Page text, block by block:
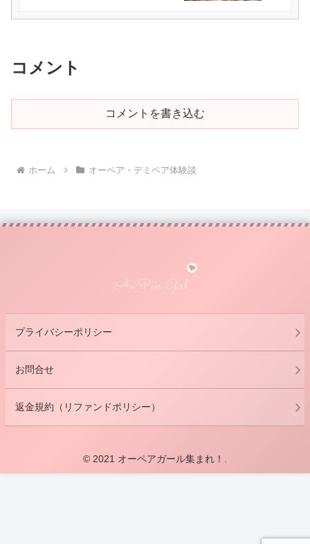
コメント
コメントを書き込む
ホーム オーペア・デミペア体験談
プライバシーポリシー
お問合せ
返金規約（リファンドポリシー）
© 2021 オーペアガール集まれ！.